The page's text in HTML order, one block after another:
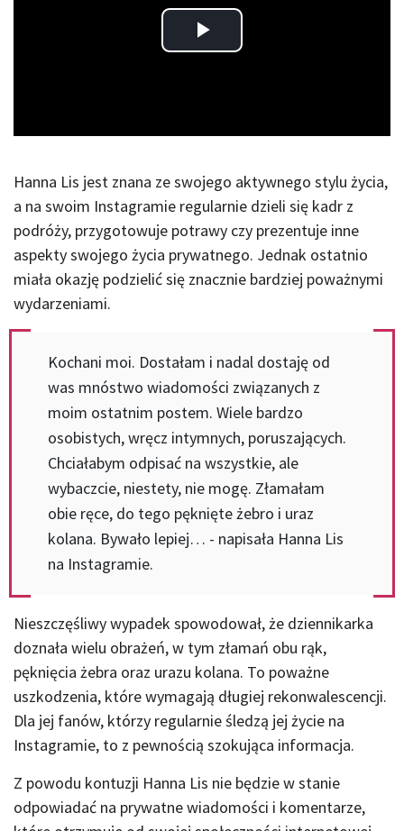
Play
Hanna Lis jest znana ze swojego aktywnego stylu życia,
a na swoim Instagramie regularnie dzieli się kadr z
podróży, przygotowuje potrawy czy prezentuje inne
aspekty swojego życia prywatnego. Jednak ostatnio
miała okazję podzielić się znacznie bardziej poważnymi
wydarzeniami.
Kochani moi. Dostałam i nadal dostaję od
was mnóstwo wiadomości związanych z
moim ostatnim postem. Wiele bardzo
osobistych, wręcz intymnych, poruszających.
Chciałabym odpisać na wszystkie, ale
wybaczcie, niestety, nie mogę. Złamałam
obie ręce, do tego pęknięte żebro i uraz
kolana. Bywało lepiej… - napisała Hanna Lis
na Instagramie.
Nieszczęśliwy wypadek spowodował, że dziennikarka
doznała wielu obrażeń, w tym złamań obu rąk,
pęknięcia żebra oraz urazu kolana. To poważne
uszkodzenia, które wymagają długiej rekonwalescencji.
Dla jej fanów, którzy regularnie śledzą jej życie na
Instagramie, to z pewnością szokująca informacja.
Z powodu kontuzji Hanna Lis nie będzie w stanie
odpowiadać na prywatne wiadomości i komentarze,